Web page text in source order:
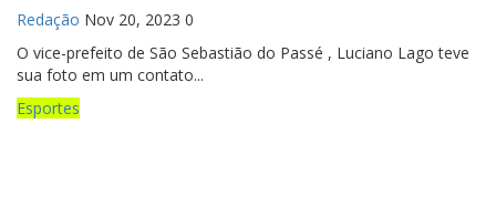
Redação Nov 20, 2023 0
O vice-prefeito de São Sebastião do Passé , Luciano Lago teve
sua foto em um contato...
Esportes